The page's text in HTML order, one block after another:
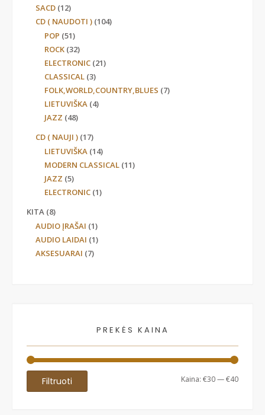
SACD (12)
CD ( NAUDOTI ) (104)
POP (51)
ROCK (32)
ELECTRONIC (21)
CLASSICAL (3)
FOLK,WORLD,COUNTRY,BLUES (7)
LIETUVIŠKA (4)
JAZZ (48)
CD ( NAUJI ) (17)
LIETUVIŠKA (14)
MODERN CLASSICAL (11)
JAZZ (5)
ELECTRONIC (1)
KITA (8)
AUDIO ĮRAŠAI (1)
AUDIO LAIDAI (1)
AKSESUARAI (7)
PREKĖS KAINA
Min
Maks
Filtruoti Kaina: €30—€40